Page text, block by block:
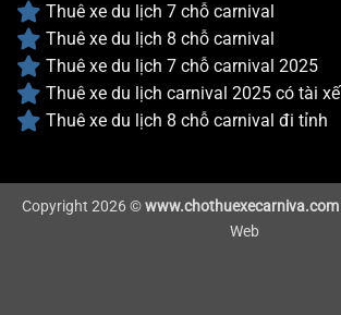
Thuê xe du lịch 7 chỗ carnival
Thuê xe du lịch 8 chỗ carnival
Thuê xe du lịch 7 chỗ carnival 2025
Thuê xe du lịch carnival 2025 có tài xế
Thuê xe du lịch 8 chỗ carnival đi tỉnh
Copyright 2026 ©www.chothuexecarniva.com
Web